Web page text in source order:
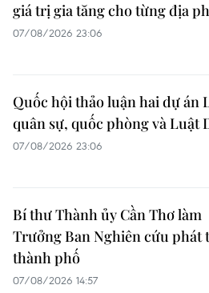
giá trị gia tăng cho từng địa
07/08/2026 23:06
Quốc hội thảo luận hai dự án
quân sự, quốc phòng và Luật
07/08/2026 23:06
Bí thư Thành ủy Cần Thơ làm
Trưởng Ban Nghiên cứu phát
thành phố
07/08/2026 14:57